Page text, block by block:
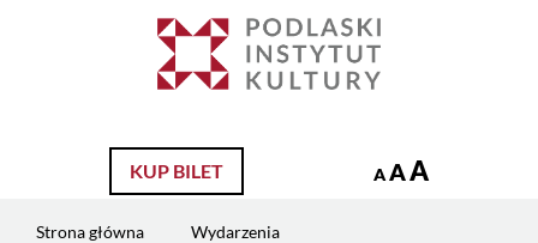
KUP BILET A AA
Strona główna
Wydarzenia